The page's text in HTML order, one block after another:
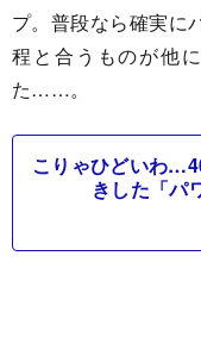
プ。普段なら確実に
程と合うものが他
た……。
こりゃひどいわ
きした「パ